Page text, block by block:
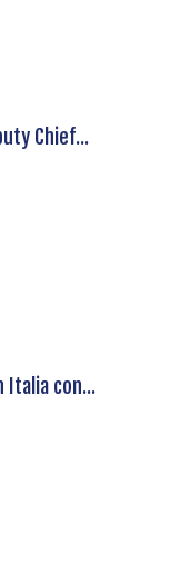
Chief...
Italia con...